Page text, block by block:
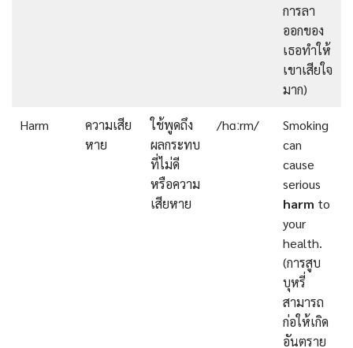
การลา
ออกของ
เธอทำให้
เขาเสียใจ
มาก)
Harm
ความเสีย
หาย
ใช้พูดถึง
ผลกระทบ
ที่ไม่ดี
หรือความ
เสียหาย
/hɑːrm/
Smoking
can
cause
serious
harm to
your
health.
(การสูบ
บุหรี่
สามารถ
ก่อให้เกิด
อันตราย